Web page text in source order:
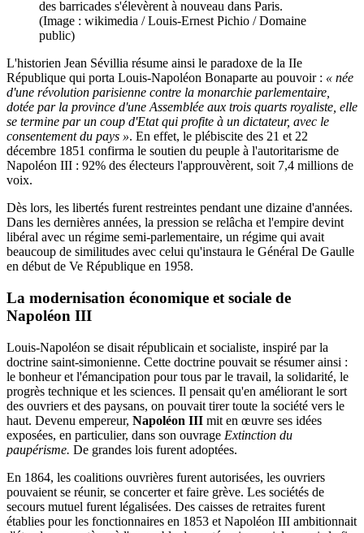
des barricades s'élevèrent à nouveau dans Paris.
(Image : wikimedia / Louis-Ernest Pichio / Domaine
public)
L'historien Jean Sévillia résume ainsi le paradoxe de la IIe
République qui porta Louis-Napoléon Bonaparte au pouvoir : « née
d'une révolution parisienne contre la monarchie parlementaire,
dotée par la province d'une Assemblée aux trois quarts royaliste, elle
se termine par un coup d'Etat qui profite à un dictateur, avec le
consentement du pays ». En effet, le plébiscite des 21 et 22
décembre 1851 confirma le soutien du peuple à l'autoritarisme de
Napoléon III : 92% des électeurs l'approuvèrent, soit 7,4 millions de
voix.
Dès lors, les libertés furent restreintes pendant une dizaine d'années.
Dans les dernières années, la pression se relâcha et l'empire devint
libéral avec un régime semi-parlementaire, un régime qui avait
beaucoup de similitudes avec celui qu'instaura le Général De Gaulle
en début de Ve République en 1958.
La modernisation économique et sociale de
Napoléon III
Louis-Napoléon se disait républicain et socialiste, inspiré par la
doctrine saint-simonienne. Cette doctrine pouvait se résumer ainsi :
le bonheur et l'émancipation pour tous par le travail, la solidarité, le
progrès technique et les sciences. Il pensait qu'en améliorant le sort
des ouvriers et des paysans, on pouvait tirer toute la société vers le
haut. Devenu empereur, Napoléon III mit en œuvre ses idées
exposées, en particulier, dans son ouvrage Extinction du
paupérisme. De grandes lois furent adoptées.
En 1864, les coalitions ouvrières furent autorisées, les ouvriers
pouvaient se réunir, se concerter et faire grève. Les sociétés de
secours mutuel furent légalisées. Des caisses de retraites furent
établies pour les fonctionnaires en 1853 et Napoléon III ambitionnait